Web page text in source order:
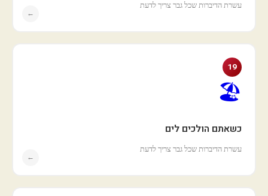
עשרת הדיברות שכל גבר צריך לדעת
←
19
🏖️
כשאתם הולכים לים
עשרת הדיברות שכל גבר צריך לדעת
←